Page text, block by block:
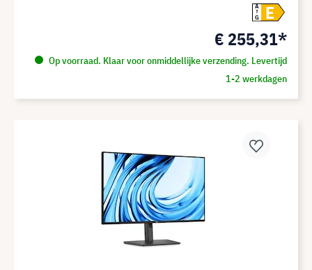
A
G
E
€ 255,31*
Op voorraad. Klaar voor onmiddellijke verzending. Levertijd
1-2 werkdagen